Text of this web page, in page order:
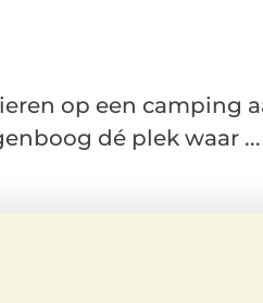
op een camping
dé plek waar ...